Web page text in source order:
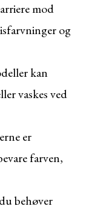
mod
og
kan
vaskes ved
er
farven,
behøver